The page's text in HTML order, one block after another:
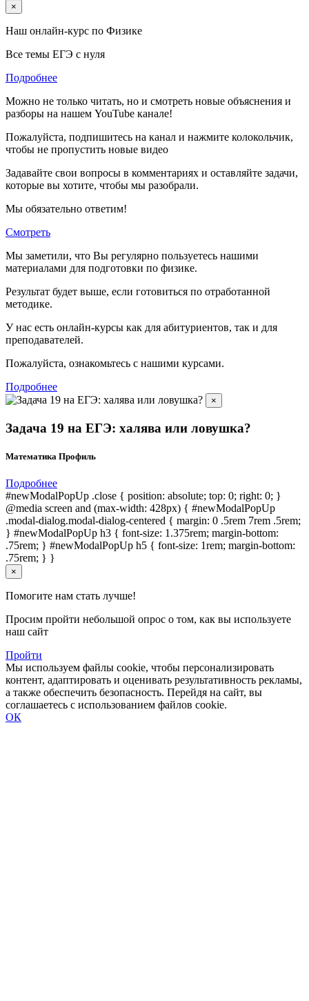
×
Наш онлайн-курс по Физике
Все темы ЕГЭ с нуля
Подробнее
Можно не только читать, но и смотреть новые объяснения и
разборы на нашем YouTube канале!
Пожалуйста, подпишитесь на канал и нажмите колокольчик,
чтобы не пропустить новые видео
Задавайте свои вопросы в комментариях и оставляйте задачи,
которые вы хотите, чтобы мы разобрали.
Мы обязательно ответим!
Смотреть
Мы заметили, что Вы регулярно пользуетесь нашими
материалами для подготовки по физике.
Результат будет выше, если готовиться по отработанной
методике.
У нас есть онлайн-курсы как для абитуриентов, так и для
преподавателей.
Пожалуйста, ознакомьтесь с нашими курсами.
Подробнее
×
Задача 19 на ЕГЭ: халява или ловушка?
Математика Профиль
Подробнее
#newModalPopUp .close { position: absolute; top: 0; right: 0; }
@media screen and (max-width: 428px) { #newModalPopUp
.modal-dialog.modal-dialog-centered { margin: 0 .5rem 7rem .5rem;
} #newModalPopUp h3 { font-size: 1.375rem; margin-bottom:
.75rem; } #newModalPopUp h5 { font-size: 1rem; margin-bottom:
.75rem; } }
×
Помогите нам стать лучше!
Просим пройти небольшой опрос о том, как вы используете
наш сайт
Пройти
Мы используем файлы cookie, чтобы персонализировать
контент, адаптировать и оценивать результативность рекламы,
а также обеспечить безопасность. Перейдя на сайт, вы
соглашаетесь с использованием файлов cookie.
ОК